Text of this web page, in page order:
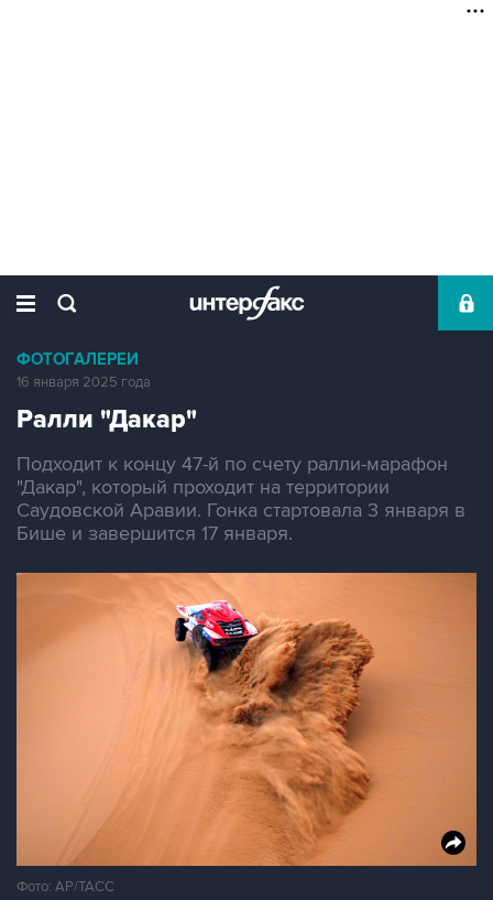
ФОТОГАЛЕРЕИ
16 января 2025 года
Ралли "Дакар"
Подходит к концу 47-й по счету ралли-марафон
"Дакар", который проходит на территории
Саудовской Аравии. Гонка стартовала 3 января в
Бише и завершится 17 января.
Фото: АР/ТАСС